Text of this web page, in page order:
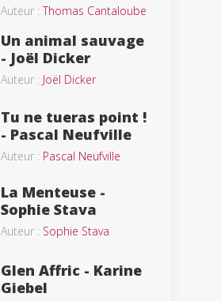
Auteur :Thomas Cantaloube
Un animal sauvage
- Joël Dicker
Auteur : Joël Dicker
Tu ne tueras point !
- Pascal Neufville
Auteur : Pascal Neufville
La Menteuse -
Sophie Stava
Auteur : Sophie Stava
Glen Affric - Karine
Giebel